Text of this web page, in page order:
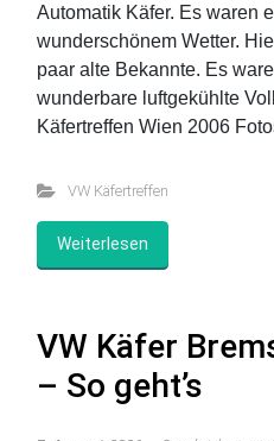
Automatik Käfer. Es waren
wunderschönem Wetter.
paar alte Bekannte. Es
wunderbare luftgekühlte
Käfertreffen Wien 2006
VW Käfertreffen
Weiterlesen
VW Käfer
– So geht’s